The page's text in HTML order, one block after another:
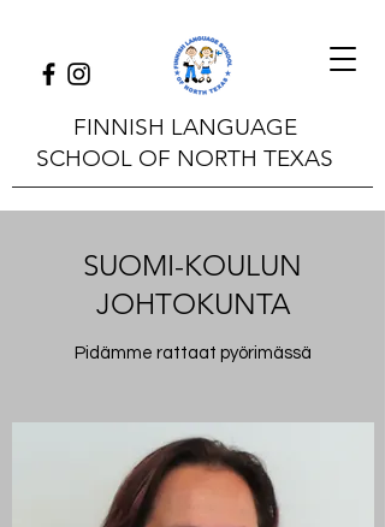
FINNISH LANGUAGE
SCHOOL OF NORTH TEXAS
SUOMI-KOULUN
JOHTOKUNTA
Pidämme rattaat pyörimässä